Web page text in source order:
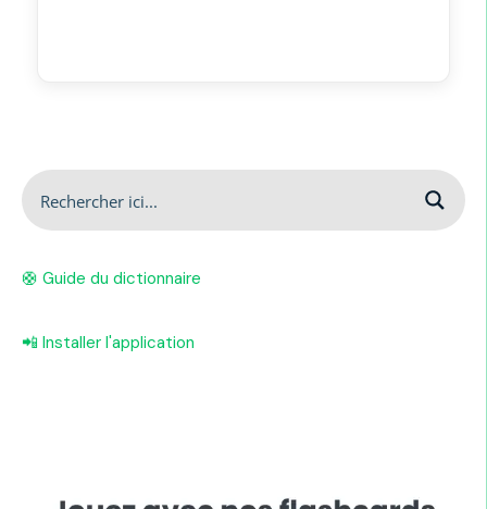
🛟 Guide du dictionnaire
📲 Installer l'application